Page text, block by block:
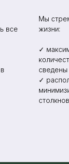
все
Мы
жизни:
✓
✓